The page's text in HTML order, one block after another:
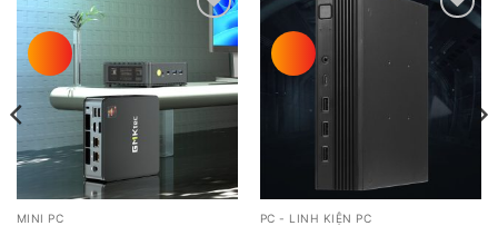
Add to
wishlist
MINI PC
wishlist
PC - LINH KIỆN PC